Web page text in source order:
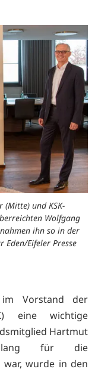
(Mitte) und KSK-
Wolfgang
ihn so in der
Eden/Eifeler Presse
Vorstand der
eine wichtige
Hartmut
für die
war, wurde in den